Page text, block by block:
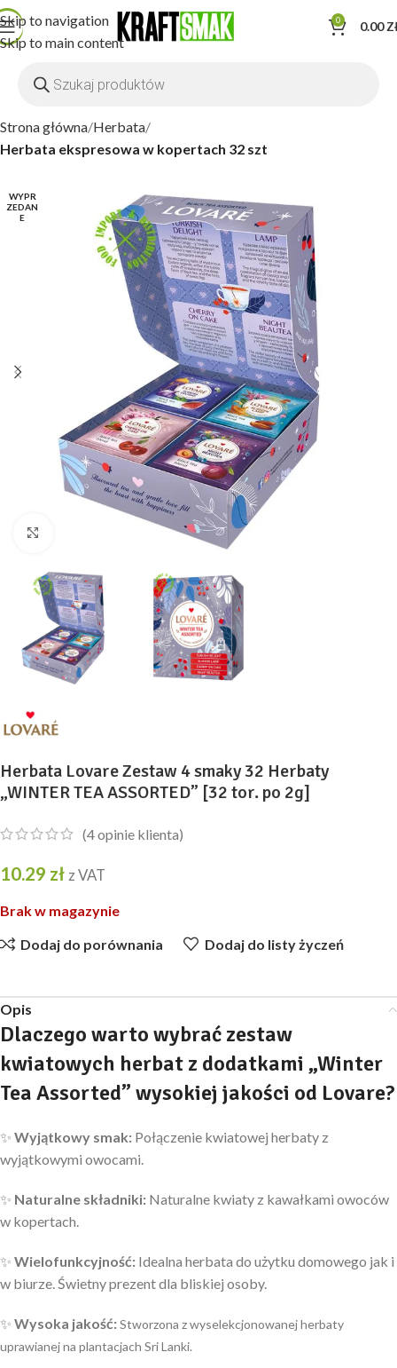
Skip to navigation
Skip to main content
0 0.00
Strona główna Herbata
Herbata ekspresowa w kopertach 32 szt
WYPR
ZEDAN
E
Kliknij, aby powiększyć
Herbata Lovare Zestaw 4 smaky 32 Herbaty
„WINTER TEA ASSORTED” [32 tor. po 2g]
(4opinie klienta)
10.29 zł z VAT
Brak w magazynie
Dodaj do porównania
Dodaj do listy życzeń
Opis
Dlaczego warto wybrać zestaw
kwiatowych herbat z dodatkami „Winter
Tea Assorted” wysokiej jakości od Lovare?
✨ Wyjątkowy smak: Połączenie kwiatowej herbaty z
wyjątkowymi owocami.
✨ Naturalne składniki: Naturalne kwiaty z kawałkami owoców
w kopertach.
✨ Wielofunkcyjność: Idealna herbata do użytku domowego jak i
w biurze. Świetny prezent dla bliskiej osoby.
✨ Wysoka jakość:Stworzona z wyselekcjonowanej herbaty
uprawianej na plantacjach Sri Lanki.